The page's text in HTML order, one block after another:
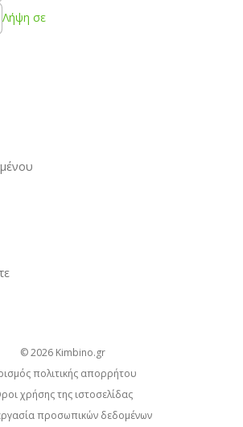
Λήψη σε
© 2026
kimbino.gr
πολιτικής απορρήτου
χρήσης της ιστοσελίδας
προσωπικών δεδομένων